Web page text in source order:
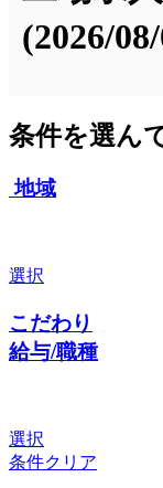
(2026/
条件を選ん
地域
選択
こだわり
給与/職種
選択
条件クリア